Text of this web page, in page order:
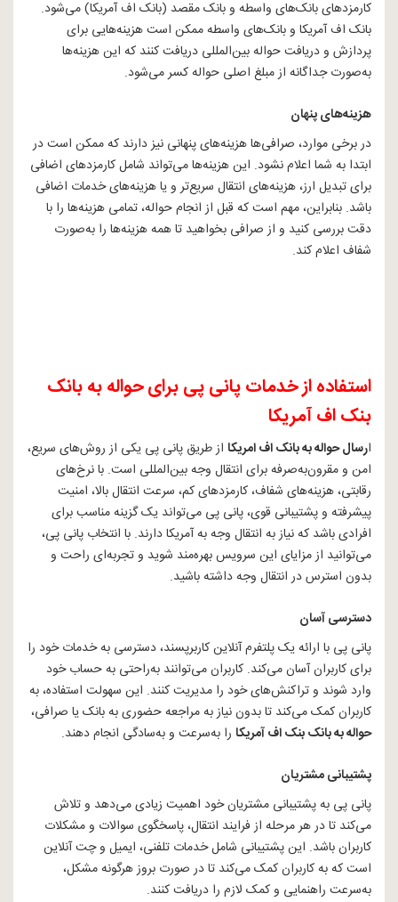
کارمزدهای بانک‌های واسطه و بانک مقصد (بانک اف آمریکا) می‌شود.
بانک اف آمریکا و بانک‌های واسطه ممکن است هزینه‌هایی برای
پردازش و دریافت حواله بین‌المللی دریافت کنند که این هزینه‌ها
به‌صورت جداگانه از مبلغ اصلی حواله کسر می‌شود.
هزینه‌های پنهان
در برخی موارد، صرافی‌ها هزینه‌های پنهانی نیز دارند که ممکن است در
ابتدا به شما اعلام نشود. این هزینه‌ها می‌تواند شامل کارمزدهای اضافی
برای تبدیل ارز، هزینه‌های انتقال سریع‌تر و یا هزینه‌های خدمات اضافی
باشد. بنابراین، مهم است که قبل از انجام حواله، تمامی هزینه‌ها را با
دقت بررسی کنید و از صرافی بخواهید تا همه هزینه‌ها را به‌صورت
شفاف اعلام کند.
استفاده از خدمات پانی پی برای حواله به بانک
بنک اف آمریکا
ارسال حواله به بانک اف امریکا از طریق پانی پی یکی از روش‌های سریع،
امن و مقرون‌به‌صرفه برای انتقال وجه بین‌المللی است. با نرخ‌های
رقابتی، هزینه‌های شفاف، کارمزدهای کم، سرعت انتقال بالا، امنیت
پیشرفته و پشتیبانی قوی، پانی پی می‌تواند یک گزینه مناسب برای
افرادی باشد که نیاز به انتقال وجه به آمریکا دارند. با انتخاب پانی پی،
می‌توانید از مزایای این سرویس بهره‌مند شوید و تجربه‌ای راحت و
بدون استرس در انتقال وجه داشته باشید.
دسترسی آسان
پانی پی با ارائه یک پلتفرم آنلاین کاربرپسند، دسترسی به خدمات خود را
برای کاربران آسان می‌کند. کاربران می‌توانند به‌راحتی به حساب خود
وارد شوند و تراکنش‌های خود را مدیریت کنند. این سهولت استفاده، به
کاربران کمک می‌کند تا بدون نیاز به مراجعه حضوری به بانک یا صرافی،
حواله به بانک بنک اف آمریکا را به‌سرعت و به‌سادگی انجام دهند.
پشتیبانی مشتریان
پانی پی به پشتیبانی مشتریان خود اهمیت زیادی می‌دهد و تلاش
می‌کند تا در هر مرحله از فرایند انتقال، پاسخگوی سوالات و مشکلات
کاربران باشد. این پشتیبانی شامل خدمات تلفنی، ایمیل و چت آنلاین
است که به کاربران کمک می‌کند تا در صورت بروز هرگونه مشکل،
به‌سرعت راهنمایی و کمک لازم را دریافت کنند.